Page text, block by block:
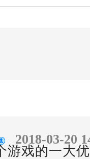
2018-03-20
游戏的一大